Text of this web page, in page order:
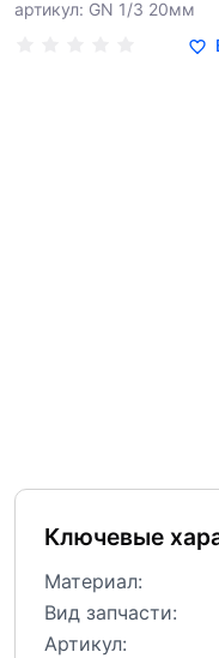
артикул: GN 1/3 20мм
Ключевые
Материал:
Вид запчасти:
Артикул: